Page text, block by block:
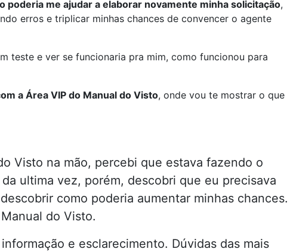
poderia me ajudar a elaborar novamente minha solicitação,
erros e triplicar minhas chances de convencer o agente
teste e ver se funcionaria pra mim, como funcionou para
a Área VIP do Manual do Visto, onde vou te mostrar o que
Visto na mão, percebi que estava fazendo o
ultima vez, porém, descobri que eu precisava
como poderia aumentar minhas chances.
do Visto.
e esclarecimento. Dúvidas das mais